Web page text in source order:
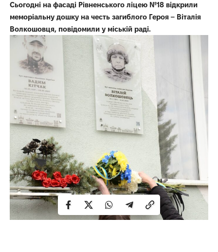
Сьогодні на фасаді Рівненського ліцею №18 відкрили
меморіальну дошку на честь загиблого Героя – Віталія
Волкошовця, повідомили у міській раді.